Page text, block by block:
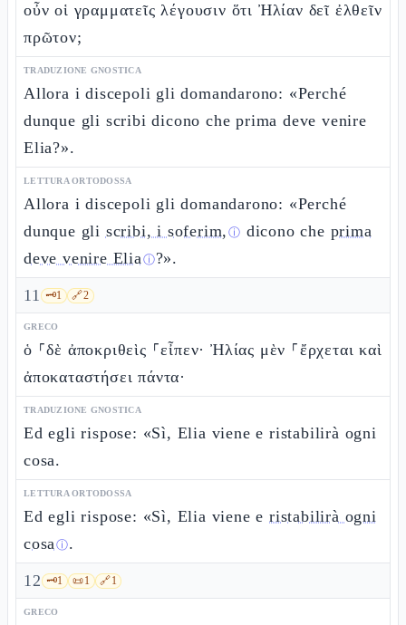
οὖν οἱ γραμματεῖς λέγουσιν ὅτι Ἠλίαν δεῖ ἐλθεῖν
πρῶτον;
TRADUZIONE GNOSTICA
Allora i discepoli gli domandarono: «Perché
dunque gli scribi dicono che prima deve venire
Elia?».
LETTURA ORTODOSSA
Allora i discepoli gli domandarono: «Perché
dunque gli scribi, i soferim, ⓘ dicono che prima
deve venire Eliaⓘ?».
11 🗝️1 🔗2
GRECO
ὁ ⸀δὲ ἀποκριθεὶς ⸀εἶπεν· Ἠλίας μὲν ⸀ἔρχεται καὶ
ἀποκαταστήσει πάντα·
TRADUZIONE GNOSTICA
Ed egli rispose: «Sì, Elia viene e ristabilirà ogni
cosa.
LETTURA ORTODOSSA
Ed egli rispose: «Sì, Elia viene eristabilirà ogni
cosaⓘ.
12 🗝️1 📜1 🔗1
GRECO